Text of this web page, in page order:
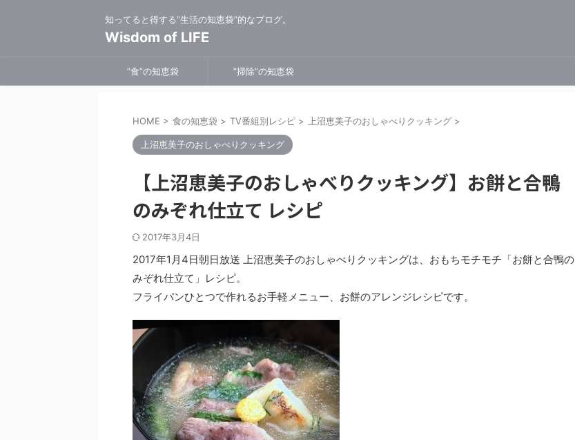
知ってると得する”生活の知恵袋”的なブログ。
Wisdom of LIFE
”食”の知恵袋 ”掃除”の知恵袋
HOME > 食の知恵袋 > TV番組別レシピ > 上沼恵美子のおしゃべりクッキング >
上沼恵美子のおしゃべりクッキング
【上沼恵美子のおしゃべりクッキング】お餅と合鴨
のみぞれ仕立て レシピ
2017年3月4日
2017年1月4日朝日放送 上沼恵美子のおしゃべりクッキングは、おもちモチモチ「お餅と合鴨の
みぞれ仕立て」レシピ。
フライパンひとつで作れるお手軽メニュー、お餅のアレンジレシピです。